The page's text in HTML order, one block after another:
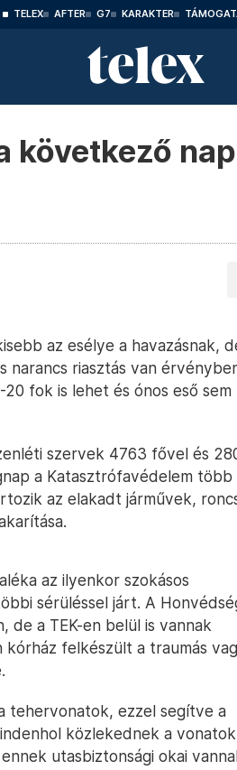
TELEX AFTER G7 KARAKTER
következő
az esélye a havazásnak,
narancs riasztás van
fok is lehet és ónos eső sem
szervek 4763 fővel és
a Katasztrófavédelem több
az elakadt járművek,
az ilyenkor szokásos
sérüléssel járt. A
de a TEK-en belül is vannak
felkészült a traumás
tehervonatok, ezzel segítve a
közlekednek a
utasbiztonsági okai